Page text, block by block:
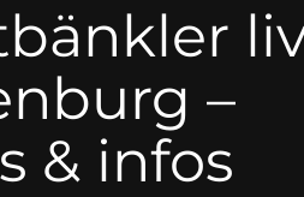
–
& infos